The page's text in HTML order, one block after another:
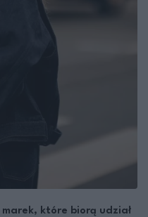
marek, które biorą udział